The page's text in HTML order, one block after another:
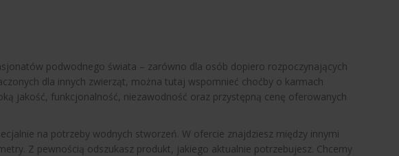
podwodnego świata – zarówno dla osób dopiero rozpoczynających
dla innych zwierząt, można tutaj wspomnieć choćby o karmach
jakość, funkcjonalność, niezawodność oraz przystępną cenę oferowanych
na potrzeby wodnych stworzeń. W ofercie znajdziesz między innymi
Z pewnością odszukasz produkt, jakiego aktualnie potrzebujesz. Chcemy